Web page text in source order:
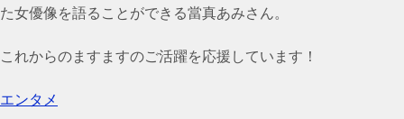
た女優像を語ることができる當真あみさん。
これからのますますのご活躍を応援しています！
エンタメ